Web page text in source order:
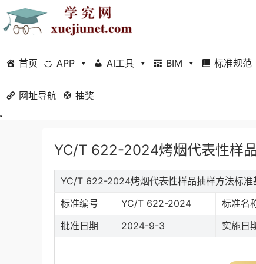
首页 APP AI工具 BIM 标准规范
网址导航 抽奖
当前位置：首页
YC/T 622-2024烤烟代表性样
YC/T 622-2024烤烟代表性样品抽样方法标准
标准编号
YC/T 622-2024 标准名
批准日期
2024-9-3 实施日